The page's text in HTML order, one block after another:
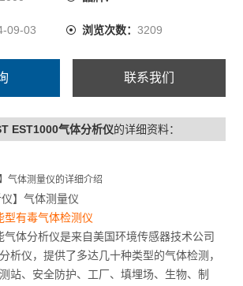
09-03 浏览次数： 3209
联系我们
EST1000气体分析仪的详细资料：
气体测量仪的详细介绍
】气体测量仪
型有毒气体检测仪
气体分析仪是来自美国环境传感器技术公司
析仪，提供了多达几十种类型的气体检测，
站、安全防护、工厂、填埋场、生物、制